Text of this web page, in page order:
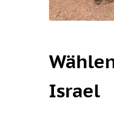
Israel